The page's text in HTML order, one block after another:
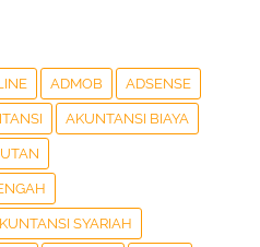
ADMOB ADSENSE
AKUNTANSI BIAYA
SYARIAH